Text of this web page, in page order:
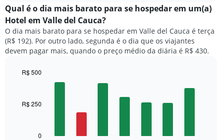
exibe
o
preço
médio
de
um
O
gráfico
Qual é o dia mais barato para se hospedar em um(a)
Hotel em Valle del Cauca?
O dia mais barato para se hospedar em Valle del Cauca é terça
(R$ 192). Por outro lado, segunda é o dia que os viajantes
devem pagar mais, quando o preço médio da diária é R$ 430.
0
R$ 250
R$ 500